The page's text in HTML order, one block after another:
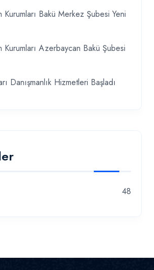
Bakü Merkez Şubesi Yeni
Kurumları Azerbaycan Bakü Şubesi
Danışmanlık Hizmetleri Başladı
48